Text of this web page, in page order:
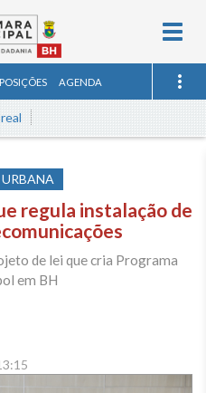
AGENDA
regula instalação de
de lei que cria Programa
em BH